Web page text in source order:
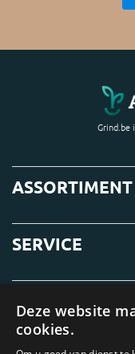
Grind.be
ASSORTIMENT
SERVICE
OVER ONS
Deze website
cookies.